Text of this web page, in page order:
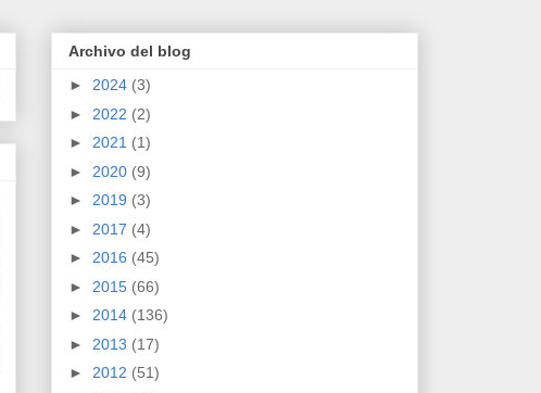
Archivo del blog
► 2024 (3)
► 2022 (2)
► 2021 (1)
► 2020 (9)
► 2019 (3)
► 2017 (4)
► 2016 (45)
► 2015 (66)
► 2014 (136)
► 2013 (17)
► 2012 (51)